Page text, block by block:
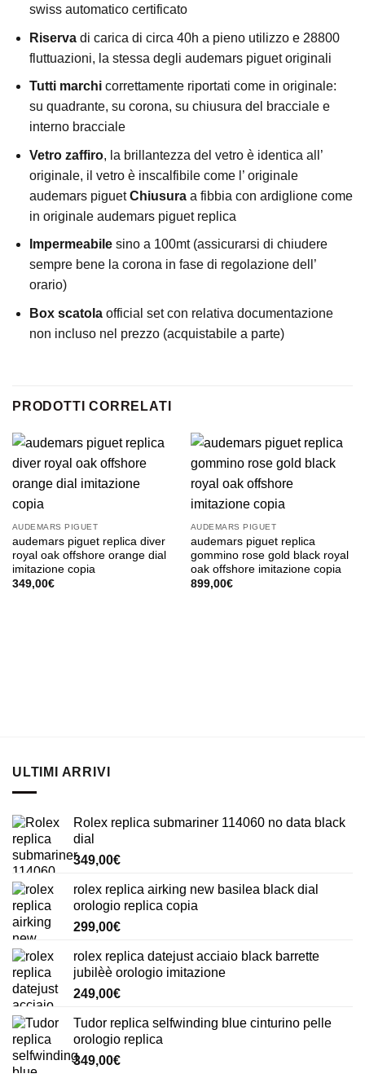
swiss automatico certificato
Riservadi carica di circa 40h a pieno utilizzo e 28800
fluttuazioni, la stessa degli audemars piguet originali
Tutti marchi correttamente riportati come in originale:
su quadrante, su corona, su chiusura del bracciale e
interno bracciale
Vetro zaffiro, la brillantezza del vetro è identica all’
originale, il vetro è inscalfibile come l’ originale
audemars piguetChiusuraa fibbia con ardiglione come
in originale audemars piguet replica
Impermeabilesino a 100mt (assicurarsi di chiudere
sempre bene la corona in fase di regolazione dell’
orario)
Box scatolaofficial set con relativa documentazione
non incluso nel prezzo (acquistabile a parte)
PRODOTTI CORRELATI
AUDEMARS PIGUET
audemars piguet replica diver
royal oak offshore orange dial
imitazione copia
349,00€
AUDEMARS PIGUET
audemars piguet replica
gommino rose gold black royal
oak offshore imitazione copia
899,00€
ULTIMI ARRIVI
Rolex replica submariner 114060 no data black
dial
349,00€
rolex replica airking new basilea black dial
orologio replica copia
299,00€
rolex replica datejust acciaio black barrette
jubilèè orologio imitazione
249,00€
Tudor replica selfwinding blue cinturino pelle
orologio replica
349,00€